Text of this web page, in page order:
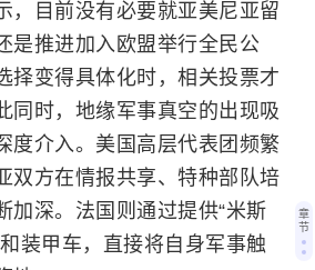
，目前没有必要就亚美尼亚留
是推进加入欧盟举行全民公
择变得具体化时，相关投票才
同时，地缘军事真空的出现吸
度介入。美国高层代表团频繁
双方在情报共享、特种部队培
加深。法国则通过提供“米斯
装甲车，直接将自身军事触
章
节